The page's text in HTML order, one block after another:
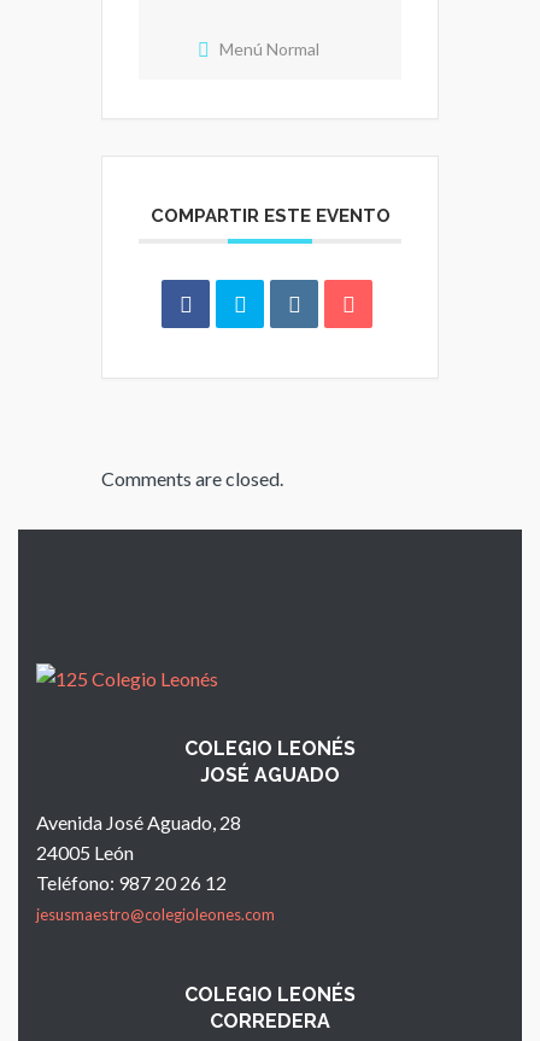
Menú Normal
COMPARTIR ESTE EVENTO
Comments are closed.
COLEGIO LEONÉS
JOSÉ AGUADO
Avenida José Aguado, 28
24005 León
Teléfono: 987 20 26 12
jesusmaestro@colegioleones.com
COLEGIO LEONÉS
CORREDERA